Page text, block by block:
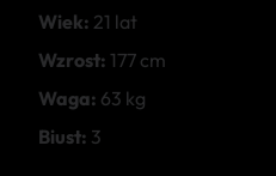
Wiek: 21 lat
Wzrost: 177 cm
Waga: 63 kg
Biust: 3